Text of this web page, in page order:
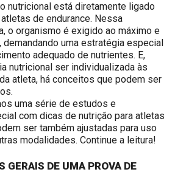
nutricional está diretamente ligado
de endurance. Nessa
o organismo é exigido ao máximo e
demandando uma estratégia especial
adequado de nutrientes. E,
nutricional ser individualizada às
atleta, há conceitos que podem ser
uma série de estudos e
com dicas de nutrição para atletas
ser também ajustadas para uso
modalidades. Continue a leitura!
GERAIS DE UMA PROVA DE